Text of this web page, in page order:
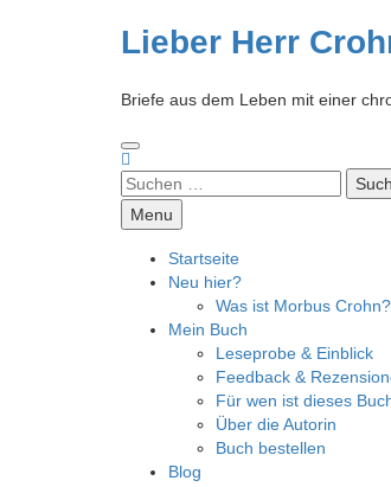
Lieber Herr
Briefe aus dem Leben mit einer
Suchen
nach:
Menu
Startseite
Neu hier?
Was ist Morbus Crohn?
Mein Buch
Leseprobe & Einblick
Feedback &
Für wen ist dieses
Über die Autorin
Buch bestellen
Blog